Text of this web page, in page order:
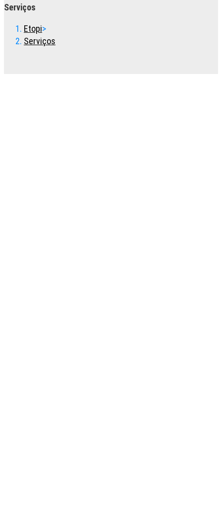
button
expand
Serviços
Etopi>
Serviços